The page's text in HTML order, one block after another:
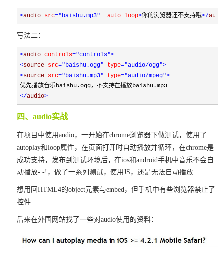
<audio src="baishu.mp3"
  auto loop
>你的浏览器还不支持哦</
写法二：
<audio controls="controls">
<source src="baishu.ogg" type="audio/ogg">
<source src="baishu.mp3" type="audio/mpeg">
优先播放音乐baishu.ogg，不支持在播放baishu.mp3
</audio>
四、audio实战
在项目中使用audio，一开始在chrome浏览器下做测试，使用了
autoplay和loop属性，在页面打开时自动播放并循环，在chrome是
成功支持，发布到测试环境后，在ios和android手机中音乐不会自
动播放- -!，做了一系列测试，使用JS，还是无法自动播放...
想用回HTML4的object元素与embed，但手机中有些浏览器禁止了
控件....
后来在外国网站找了一些对audio使用的资料：